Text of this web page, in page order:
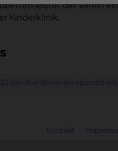
leistet der Verein
Kinderklinik.
pm-foerderverein-spendet-
Kontakt